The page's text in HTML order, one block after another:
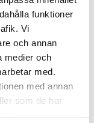
funktioner
Vi
och annan
medier och
med.
med annan
som de har